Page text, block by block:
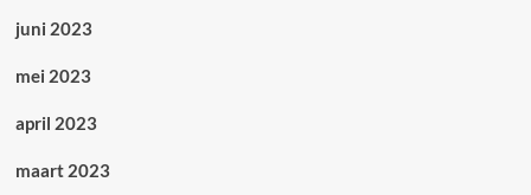
juni 2023
mei 2023
april 2023
maart 2023